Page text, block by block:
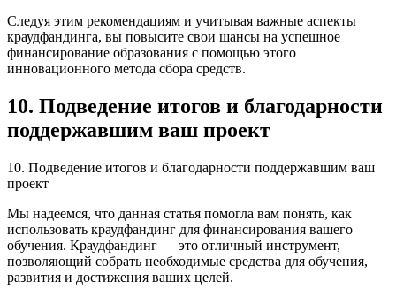
Следуя этим рекомендациям и учитывая важные аспекты
краудфандинга, вы повысите свои шансы на успешное
финансирование образования с помощью этого
инновационного метода сбора средств.
10. Подведение итогов и благодарности
поддержавшим ваш проект
10. Подведение итогов и благодарности поддержавшим ваш
проект
Мы надеемся, что данная статья помогла вам понять, как
использовать краудфандинг для финансирования вашего
обучения. Краудфандинг — это отличный инструмент,
позволяющий собрать необходимые средства для обучения,
развития и достижения ваших целей.